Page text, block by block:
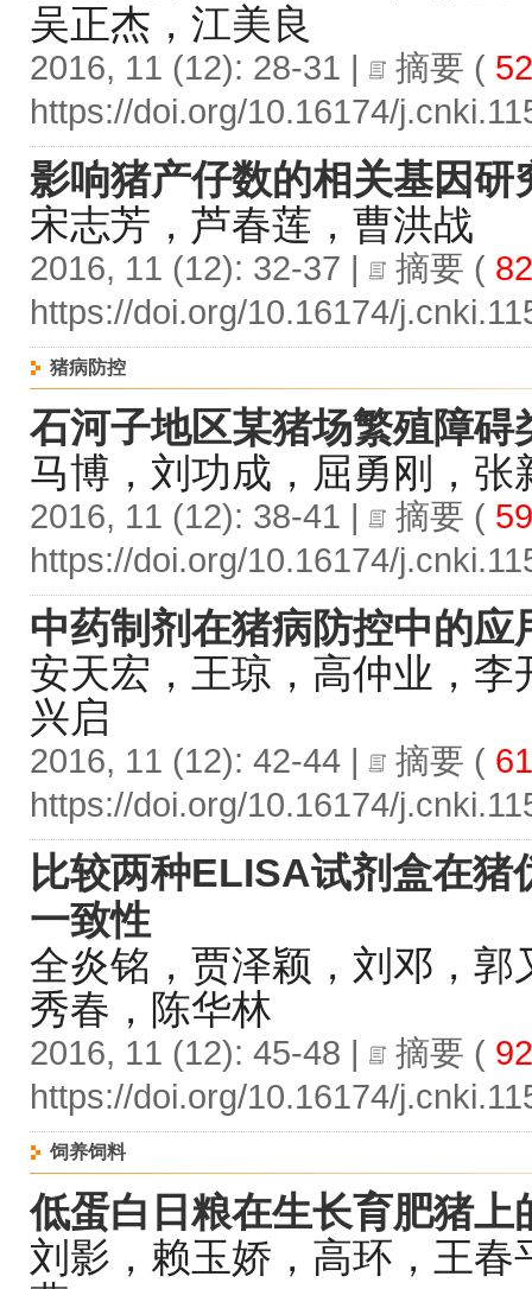
吴正杰，江美良
2016, 11 (12): 28-31 | 摘要 (
https://doi.org/10.16174/
影响猪产仔数的相关基因研
宋志芳，芦春莲，曹洪战
2016, 11 (12): 32-37 | 摘要 (
https://doi.org/10.16174/
猪病防控
石河子地区某猪场繁殖障
马博，刘功成，屈勇刚，张
2016, 11 (12): 38-41 | 摘要 (
https://doi.org/10.16174/
中药制剂在猪病防控中的应
安天宏，王琼，高仲业，
兴启
2016, 11 (12): 42-44 | 摘要 (
https://doi.org/10.16174/
比较两种ELISA试剂盒在
一致性
全炎铭，贾泽颖，刘邓，
秀春，陈华林
2016, 11 (12): 45-48 | 摘要 (
https://doi.org/10.16174/
饲养饲料
低蛋白日粮在生长育肥猪上
刘影，赖玉娇，高环，王